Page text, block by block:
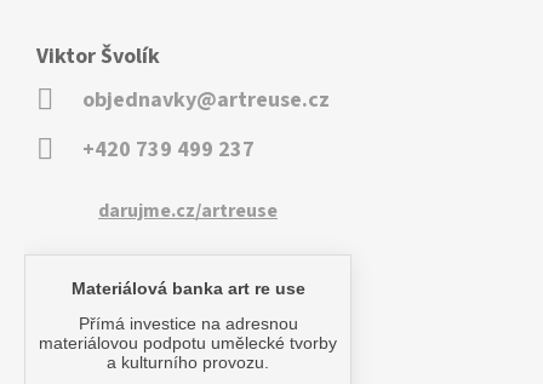
Viktor Švolík
objednavky@artreuse.cz
+420 739 499 237
darujme.cz/artreuse